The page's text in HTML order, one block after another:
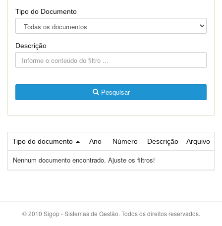
Tipo do Documento
Descrição
Pesquisar
Tipo do documento Ano Número Descrição Arquivo
Nenhum documento encontrado. Ajuste os filtros!
© 2010 Sigop - Sistemas de Gestão. Todos os direitos reservados.